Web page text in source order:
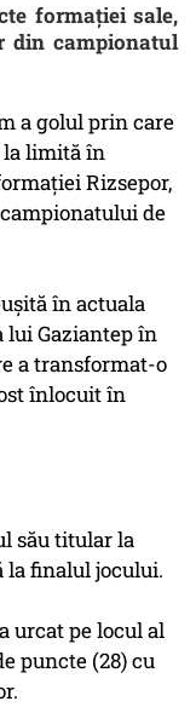
formației sale,
din campionatul
a golul prin care
la limită în
Rizsepor,
de
în actuala
lui Gaziantep în
a transformat-o
înlocuit în
său titular la
la finalul jocului.
urcat pe locul al
puncte (28) cu